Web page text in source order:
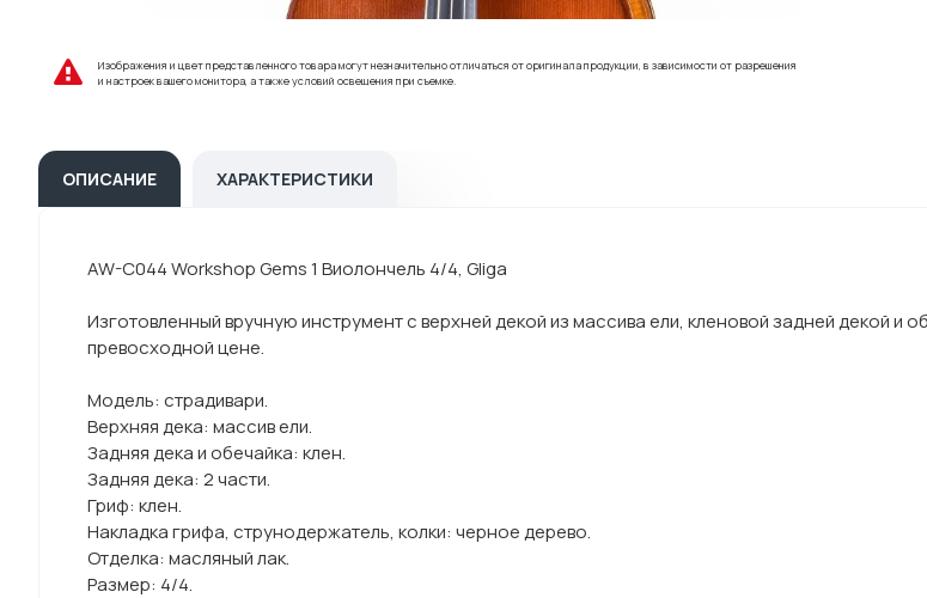
Изображения и цвет представленного товара могут незначительно отличаться от оригинала продукции, в зависимости от разрешения
и настроек вашего монитора, а также условий освещения при съемке.
ОПИСАНИЕ ХАРАКТЕРИСТИКИ
AW-C044 Workshop Gems 1 Виолончель 4/4, Gliga
Изготовленный вручную инструмент с верхней декой из массива ели, кленовой задней декой
превосходной цене.
Модель: страдивари.
Верхняя дека: массив ели.
Задняя дека и обечайка: клен.
Задняя дека: 2 части.
Гриф: клен.
Накладка грифа, струнодержатель, колки: черное дерево.
Отделка: масляный лак.
Размер: 4/4.